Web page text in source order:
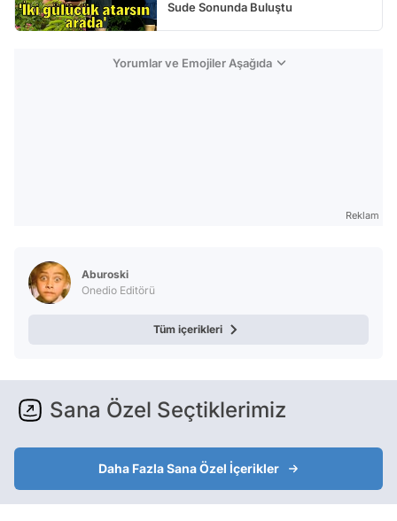
Sude Sonunda Buluştu
Yorumlar ve Emojiler Aşağıda
Reklam
Aburoski
Onedio Editörü
Tüm içerikleri
Sana Özel Seçtiklerimiz
Daha Fazla Sana Özel İçerikler